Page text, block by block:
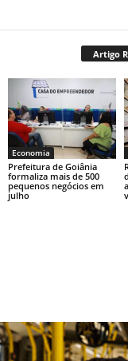
Artigo
Economia
Prefeitura de Goiânia
formaliza mais de 500
pequenos negócios em
julho